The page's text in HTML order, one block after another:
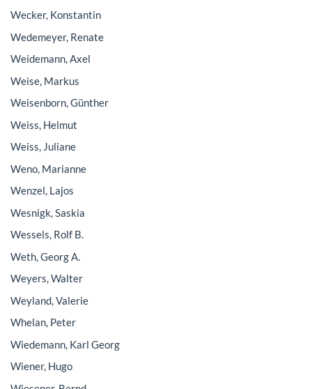
Wecker, Konstantin
Wedemeyer, Renate
Weidemann, Axel
Weise, Markus
Weisenborn, Günther
Weiss, Helmut
Weiss, Juliane
Weno, Marianne
Wenzel, Lajos
Wesnigk, Saskia
Wessels, Rolf B.
Weth, Georg A.
Weyers, Walter
Weyland, Valerie
Whelan, Peter
Wiedemann, Karl Georg
Wiener, Hugo